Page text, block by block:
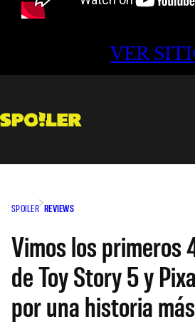
VER
SPOILER REVIEWS
Vimos los primeros
de Toy Story 5 y
por una historia